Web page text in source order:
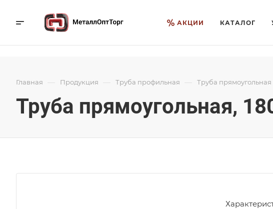
АКЦИИ КАТАЛОГ
Главная — Продукция — Труба профильная — Труба прямоугольная
Труба прямоугольная,